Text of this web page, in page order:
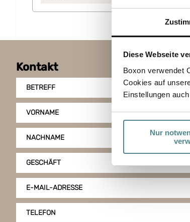
Diese Webseite
Boxon verwendet
Cookies auf
Einstellungen
Nur
Kontakt
BETREFF
VORNAME
NACHNAME
GESCHÄFT
E-MAIL-ADRESSE
TELEFON